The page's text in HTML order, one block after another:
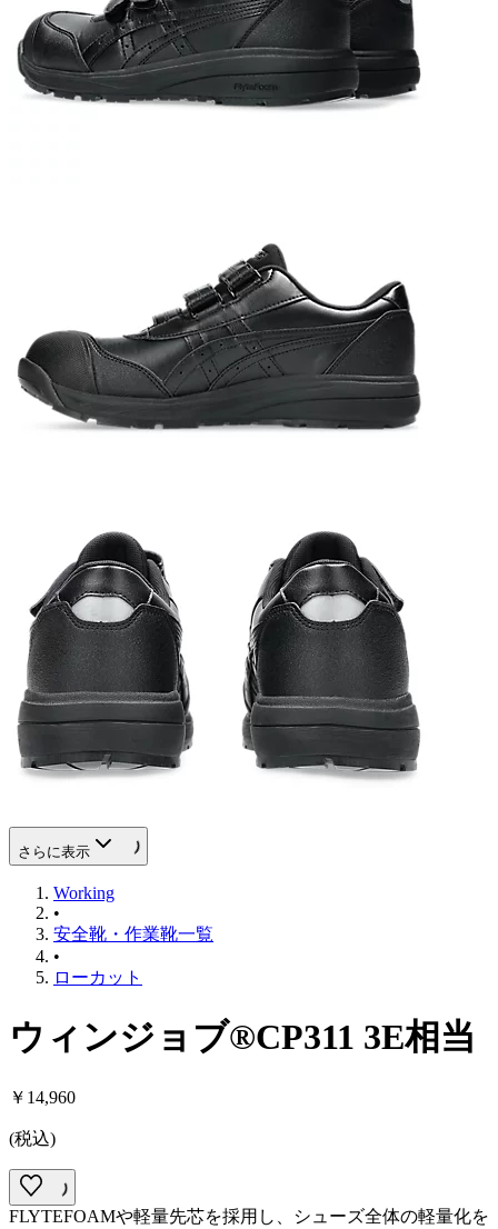
さらに表示
Working
•
安全靴・作業靴一覧
•
ローカット
ウィンジョブ®CP311 3E相当
￥14,960
(税込)
FLYTEFOAMや軽量先芯を採用し、シューズ全体の軽量化を